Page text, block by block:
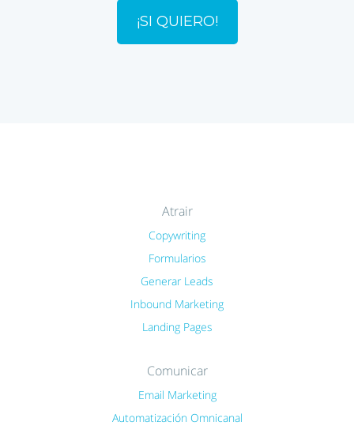
¡SI QUIERO!
Atrair
Copywriting
Formularios
Generar Leads
Inbound Marketing
Landing Pages
Comunicar
Email Marketing
Automatización Omnicanal